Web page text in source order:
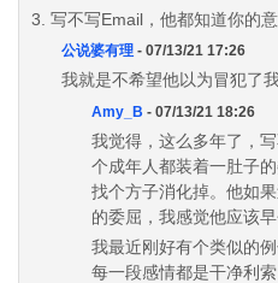
3. 写不写Email，他都知道你的意
公说婆有理 - 07/13/21 17:26
我就是不希望他以为冒犯了
Amy_B - 07/13/21 18:26
我觉得，这么多年了，
个成年人都装着一肚子
找个方子消化掉。他如
的委屈，我感觉他应该
我最近刚好有个类似的
每一段感情都是干净利